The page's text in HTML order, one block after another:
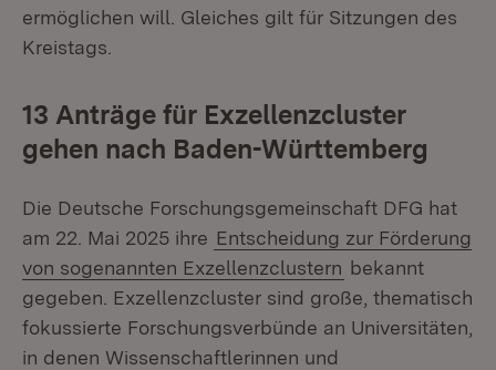
ermöglichen will. Gleiches gilt für Sitzungen des
Kreistags.
13 Anträge für Exzellenzcluster
gehen nach Baden-Württemberg
Die Deutsche Forschungsgemeinschaft DFG hat
am 22. Mai 2025 ihre Entscheidung zur Förderung
von sogenannten Exzellenzclustern bekannt
gegeben. Exzellenzcluster sind große, thematisch
fokussierte Forschungsverbünde an Universitäten,
in denen Wissenschaftlerinnen und